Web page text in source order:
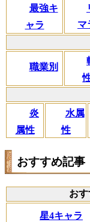
最強キ
ャラ
マ
職業別
炎
属性
水属
性
おすすめ記事
お
星4キャラ